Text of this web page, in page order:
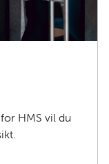
HMS vil du